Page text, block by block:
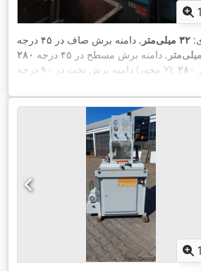
1
۳۲ میلی‌متر
۲۸۰ میلی‌متر
دامنه برش تخت در ۹۰ درجه (محور Y):
1